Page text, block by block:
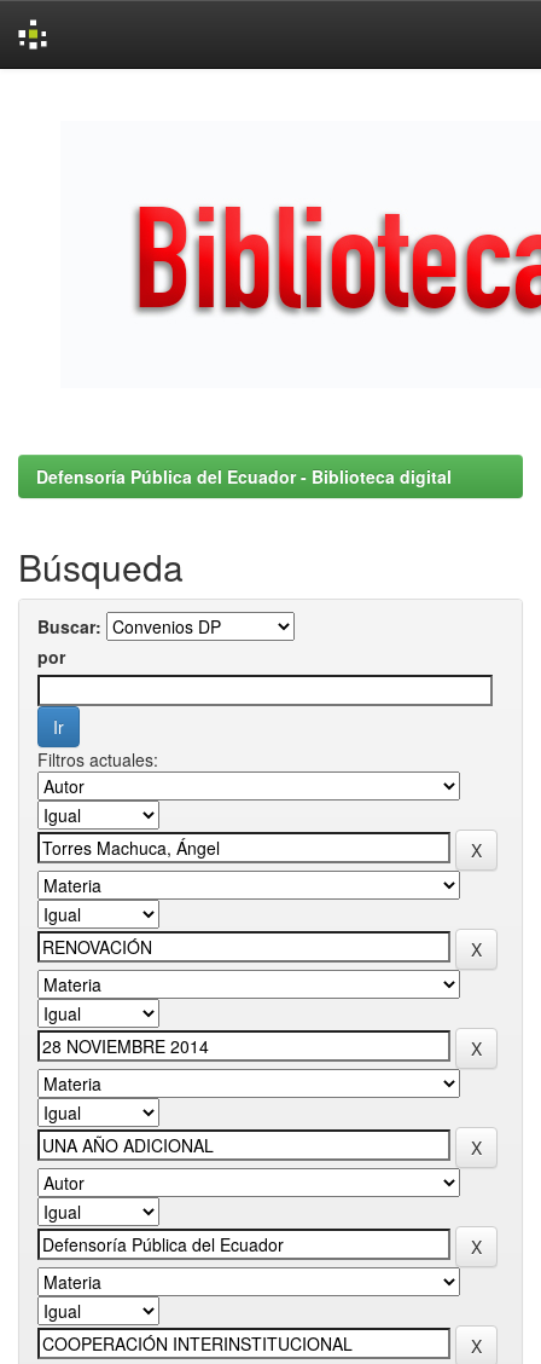
Defensoría Pública del Ecuador - Biblioteca digital
Búsqueda
Buscar:
por
Filtros actuales: